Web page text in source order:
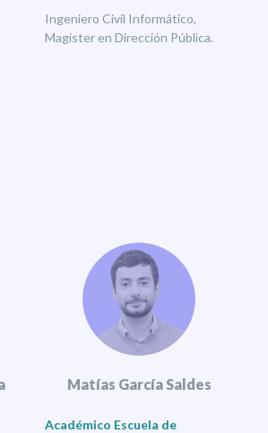
Ingeniero Civil Informático,
Magister en Dirección Pública.
Matías García Saldes
Académico Escuela de